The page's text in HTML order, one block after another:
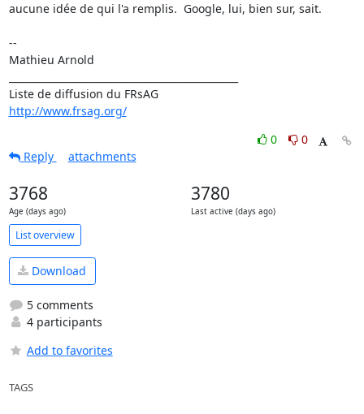
aucune idée de qui l'a remplis.  Google, lui, bien sur, sait.
--
Mathieu Arnold
Liste de diffusion du FRsAG
http://www.frsag.org/
0
0
Reply
attachments
3768
Age (days ago)
3780
Last active (days ago)
List overview
Download
5 comments
4 participants
Add to favorites
TAGS